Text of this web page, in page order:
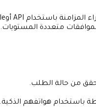
الموافقات متعددة المستويات.
من حالة الطلب.
باستخدام هواتفهم الذكية.